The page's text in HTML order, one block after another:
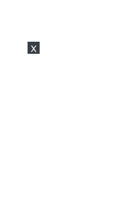
x